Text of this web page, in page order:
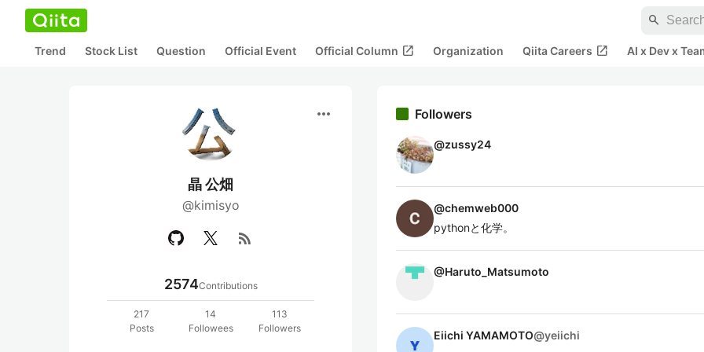
search
Trend Stock List Question Official Event Official Column open_in_new Organization Qiita Careers open_in_new AI x Dev x
more_horiz
晶 公畑
@kimisyo
rss_feed
2574Contributions
217
Posts
14
Followees
113
Followers
Followers
@zussy24
@chemweb000
pythonと化学。
@Haruto_Matsumoto
Eiichi YAMAMOTO@yeiichi